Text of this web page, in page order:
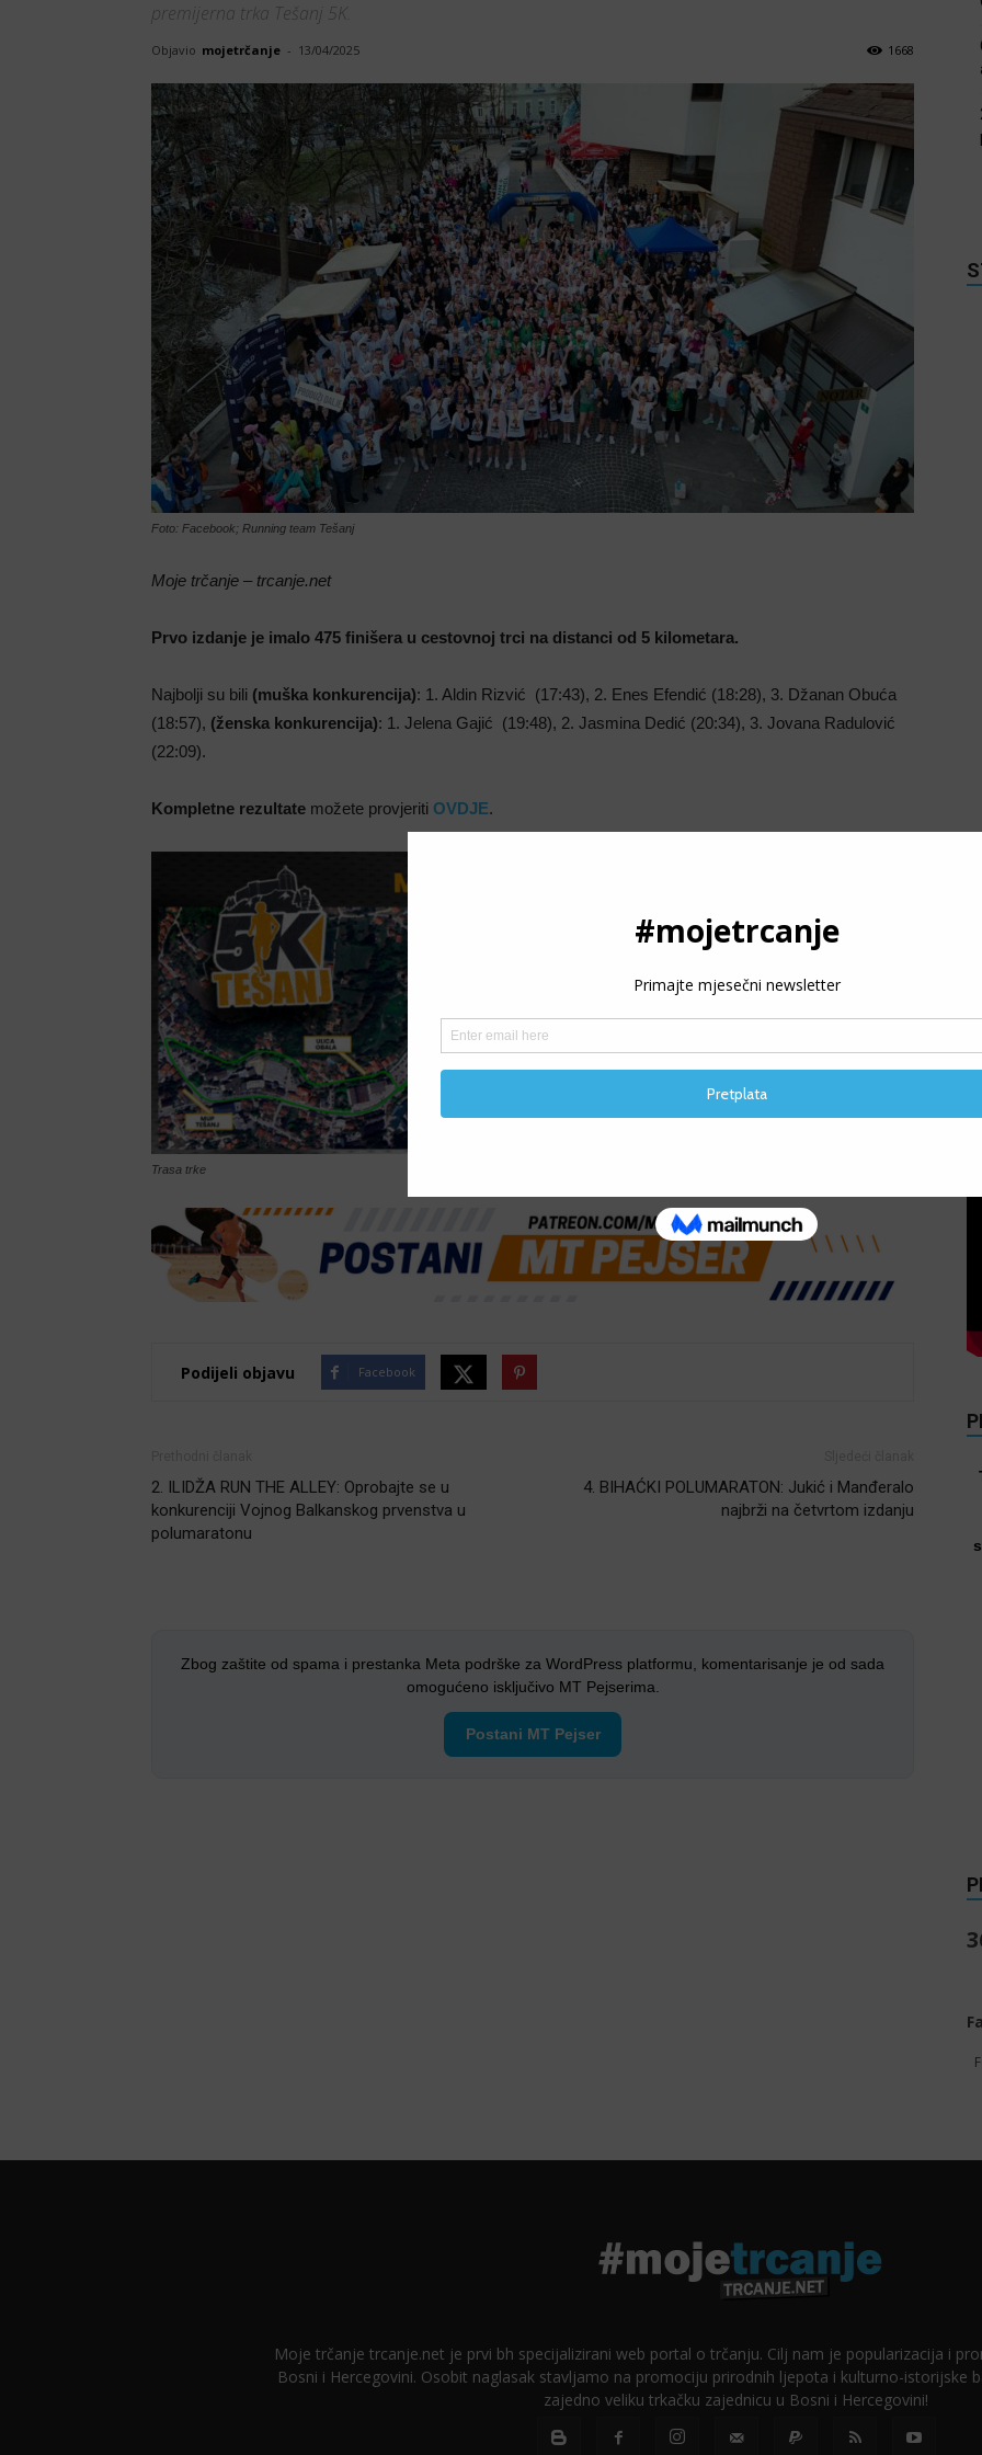
premijerna trka Tešanj 5K.
Objavio mojetrčanje - 13/04/2025 1668
Foto: Facebook; Running team Tešanj
Moje trčanje – trcanje.net
Prvo izdanje je imalo 475 finišera u cestovnoj trci na distanci od 5 kilometara.
Najbolji su bili (muška konkurencija): 1. Aldin Rizvić (17:43), 2. Enes Efendić (18:28), 3. Džanan Obuća
(18:57), (ženska konkurencija): 1. Jelena Gajić (19:48), 2. Jasmina Dedić (20:34), 3. Jovana Radulović
(22:09).
Kompletne rezultate možete provjeriti OVDJE.
Trasa trke
Podijeli objavu Facebook
2. ILIDŽA RUN THE ALLEY: Oprobajte se u
konkurenciji Vojnog Balkanskog prvenstva u
polumaratonu
4. BIHAĆKI POLUMARATON: Jukić i Manđeralo
najbrži na četvrtom izdanju
Zbog zaštite od spama i prestanka Meta podrške za WordPress platformu, komentarisanje je od sada
omogućeno isključivo MT Pejserima.
Postani MT Pejser
Moje trčanje trcanje.net je prvi bh specijalizirani web portal o trčanju. Cilj nam je popularizacija i
Bosni i Hercegovini. Osobit naglasak stavljamo na promociju prirodnih ljepota i kulturno-istorijske
zajedno veliku trkačku zajednicu u Bosni i Hercegovini!